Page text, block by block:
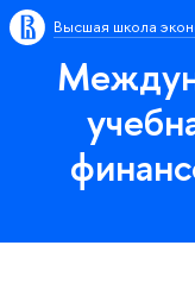
Высшая школа